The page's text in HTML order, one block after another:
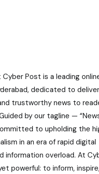
Post is a leading
dedicated to
trustworthy news to
by our tagline —
to upholding the
in an era of rapid digital
information overload. At
powerful: to inform,